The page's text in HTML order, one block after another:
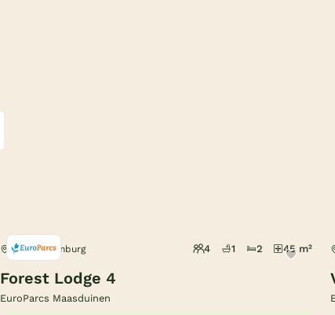
Belfeld, Limburg 4 1 2 45 m²
Forest Lodge 4
EuroParcs Maasduinen